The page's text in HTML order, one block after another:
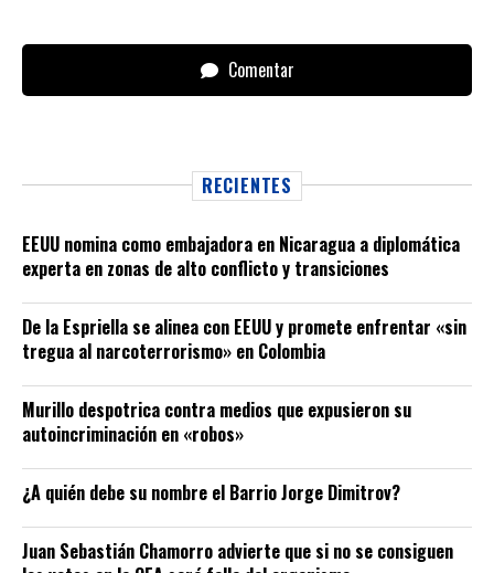
Comentar
RECIENTES
EEUU nomina como embajadora en Nicaragua a diplomática
experta en zonas de alto conflicto y transiciones
De la Espriella se alinea con EEUU y promete enfrentar «sin
tregua al narcoterrorismo» en Colombia
Murillo despotrica contra medios que expusieron su
autoincriminación en «robos»
¿A quién debe su nombre el Barrio Jorge Dimitrov?
Juan Sebastián Chamorro advierte que si no se consiguen